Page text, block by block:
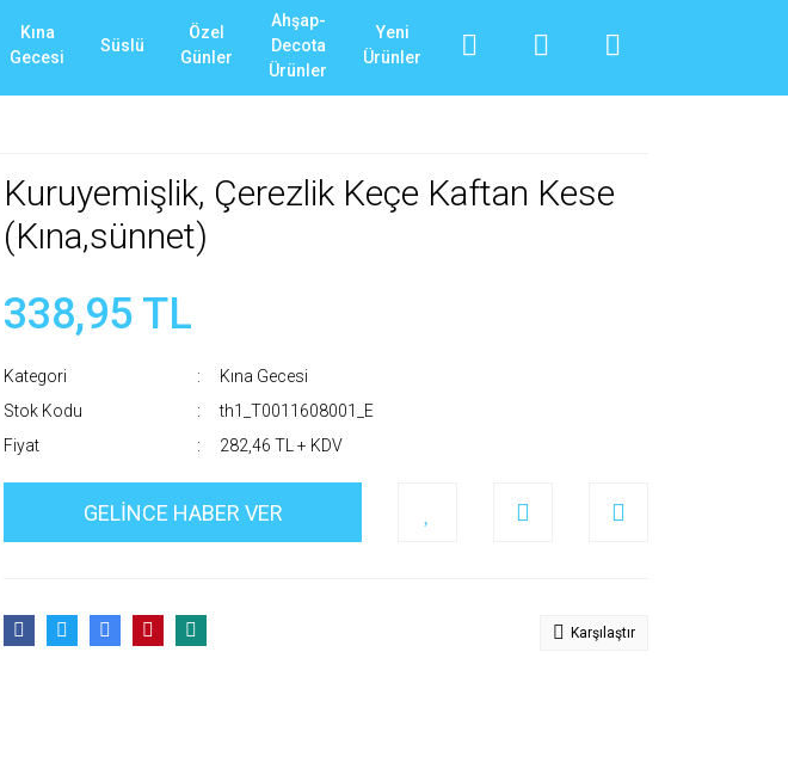
Kına
Gecesi
Süslü
Özel
Günler
Ahşap-
Decota
Ürünler
Yeni
Ürünler
Kuruyemişlik, Çerezlik Keçe Kaftan Kese
(Kına,sünnet)
338,95 TL
Kategori
Kına Gecesi
Stok Kodu
th1_T0011608001_E
Fiyat
282,46 TL + KDV
GELİNCE HABER VER
Karşılaştır